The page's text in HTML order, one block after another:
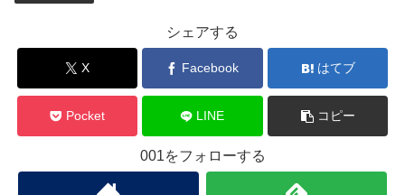
シェアする
X Facebook はてブ
Pocket LINE コピー
001をフォローする